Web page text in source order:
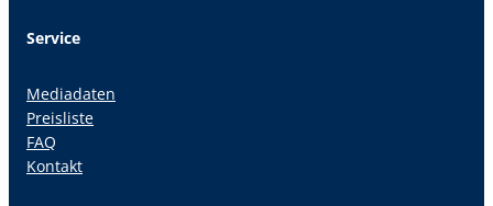
Service
Mediadaten
Preisliste
FAQ
Kontakt